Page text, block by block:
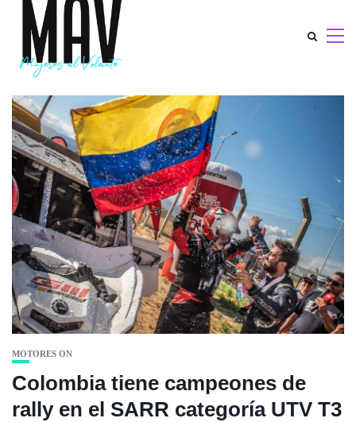
MOTORES ON
Colombia tiene campeones de
rally en el SARR categoría UTV T3